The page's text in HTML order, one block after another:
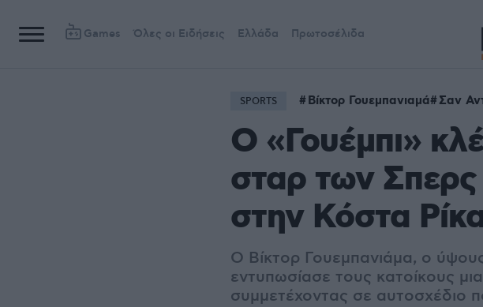
Games Όλες οι Ειδήσεις Ελλάδα Πρωτοσέλιδα
SPORTS Βίκτορ Γουεμπανιαμά Σαν
Ο «Γουέμπι»
σταρ των Σπερς
στην Κόστα
Ο Βίκτορ Γουεμπανιάμα, ο
εντυπωσίασε τους κατοίκους
συμμετέχοντας σε αυτοσχέδιο